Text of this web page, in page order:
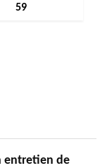
59
entretien de